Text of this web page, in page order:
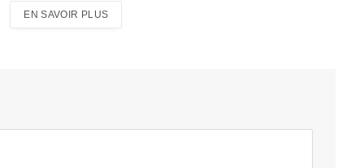
EN SAVOIR PLUS